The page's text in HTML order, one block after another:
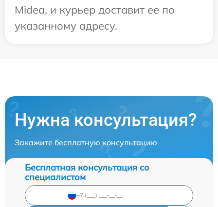
Midea, и курьер доставит ее по
указанному адресу.
Нужна консультация?
Закажите бесплатную консультацию
Бесплатная консультация со
специалистом